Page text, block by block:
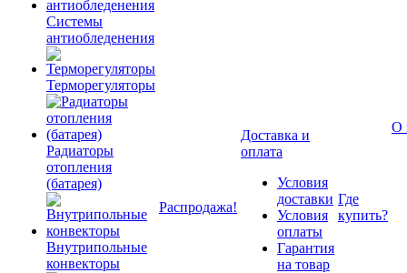
Системы
антиобледенения
Терморегуляторы
Радиаторы
отопления
(батарея)
Внутрипольные
конвекторы
Распродажа!
Доставка и
оплата
Условия
доставки
Условия
оплаты
Гарантия
на товар
Где
купить?
О